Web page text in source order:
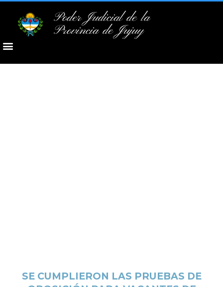
Poder Judicial de la
Provincia de Jujuy
SE CUMPLIERON LAS PRUEBAS DE